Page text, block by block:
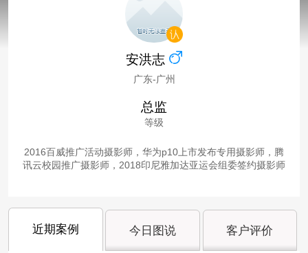
安洪志
广东-广州
总监
等级
2016百威推广活动摄影师，华为p10上市发布专用摄影师，腾
讯云校园推广摄影师，2018印尼雅加达亚运会组委签约摄影师
近期案例 今日图说 客户评价